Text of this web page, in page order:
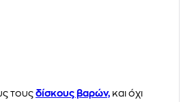
τους δίσκους βαρών, και όχι